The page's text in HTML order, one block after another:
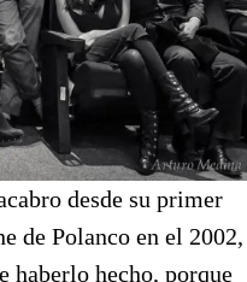
desde su primer
de Polanco en el 2002,
haberlo hecho, porque